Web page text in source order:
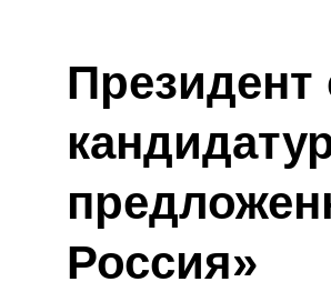
Президент
Россия»